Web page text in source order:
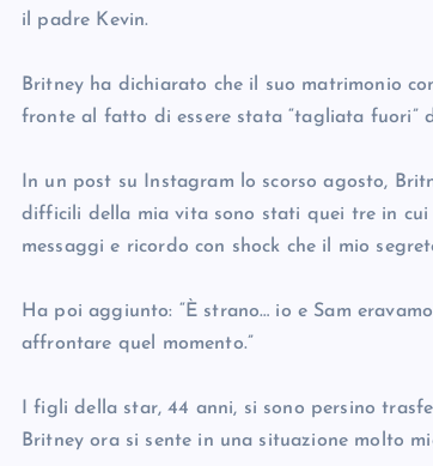
il padre Kevin.
Britney ha dichiarato che il suo matrimonio
fronte al fatto di essere stata “tagliata fuori”
In un post su Instagram lo scorso agosto,
difficili della mia vita sono stati quei tre in
messaggi e ricordo con shock che il mio
Ha poi aggiunto: “È strano… io e Sam
affrontare quel momento.”
I figli della star, 44 anni, si sono persino
Britney ora si sente in una situazione molto